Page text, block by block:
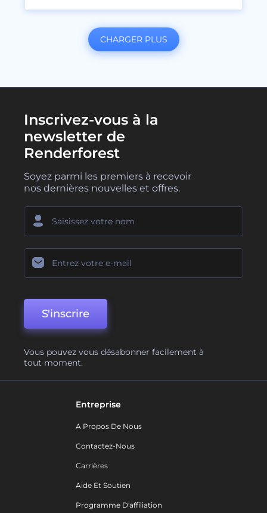
CHARGER PLUS
Inscrivez-vous à la
newsletter de
Renderforest
Soyez parmi les premiers à recevoir
nos dernières nouvelles et offres.
S'inscrire
Vous pouvez vous désabonner facilement à
tout moment.
Entreprise
A Propos De Nous
Contactez-Nous
Carrières
Aide Et Soutien
Programme D'affiliation